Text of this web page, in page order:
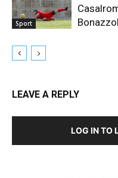
Sport
LEAVE A REPLY
LOG IN TO